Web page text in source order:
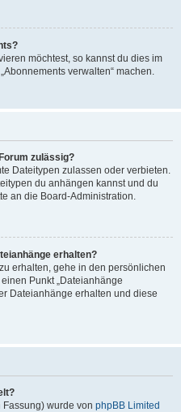
möchtest, so kannst du dies im
verwalten“ machen.
zulässig?
Dateitypen zulassen oder verbieten.
du anhängen kannst und du
an die Board-Administration.
erhalten?
erhalten, gehe in den persönlichen
Punkt „Dateianhänge
Dateianhänge erhalten und diese
wurde von phpBB Limited